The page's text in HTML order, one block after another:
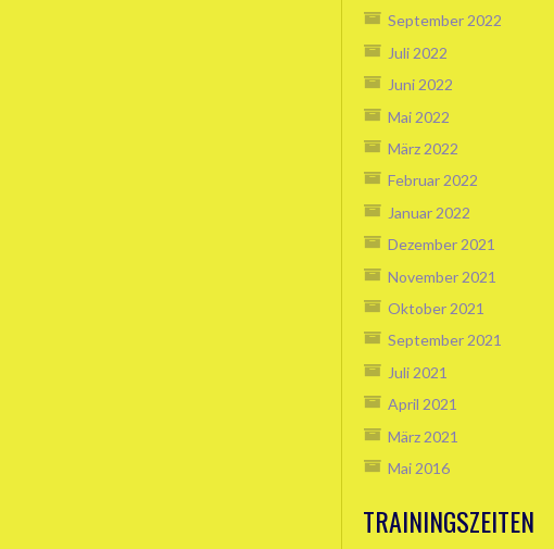
September 2022
Juli 2022
Juni 2022
Mai 2022
März 2022
Februar 2022
Januar 2022
Dezember 2021
November 2021
Oktober 2021
September 2021
Juli 2021
April 2021
März 2021
Mai 2016
TRAININGSZEITEN